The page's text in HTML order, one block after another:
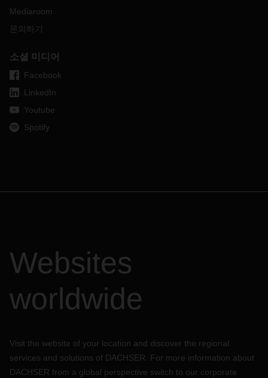
Mediaroom
문의하기
소셜 미디어
Facebook
LinkedIn
Youtube
Spotify
Websites
worldwide
Visit the website of your location and discover the regional
services and solutions of DACHSER. For more information about
DACHSER from a global perspective switch to our corporate